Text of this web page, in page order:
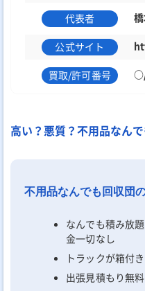
代表者
公式サイト
買取/許可番号
高い？悪質？不用品なん
不用品なんでも回収団
なんでも積み放
金一切なし
トラックが箱付
出張見積もり無料